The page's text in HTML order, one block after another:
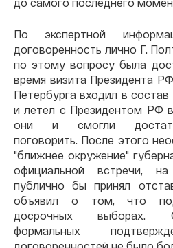
По экспертной
договоренность лично Г.
по этому вопросу была
время визита Президента
Петербурга входил в состав
и летел с Президентом РФ
они и смогли
поговорить. После этого
"ближнее окружение"
официальной встречи,
публично бы принял
объявил о том, что
досрочных выборах.
формальных
договоренностей не было